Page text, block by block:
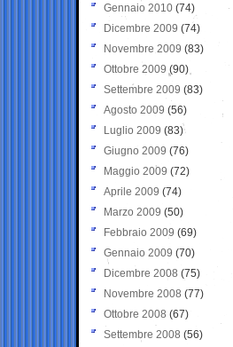
Gennaio 2010 (74)
Dicembre 2009 (74)
Novembre 2009 (83)
Ottobre 2009 (90)
Settembre 2009 (83)
Agosto 2009 (56)
Luglio 2009 (83)
Giugno 2009 (76)
Maggio 2009 (72)
Aprile 2009 (74)
Marzo 2009 (50)
Febbraio 2009 (69)
Gennaio 2009 (70)
Dicembre 2008 (75)
Novembre 2008 (77)
Ottobre 2008 (67)
Settembre 2008 (56)